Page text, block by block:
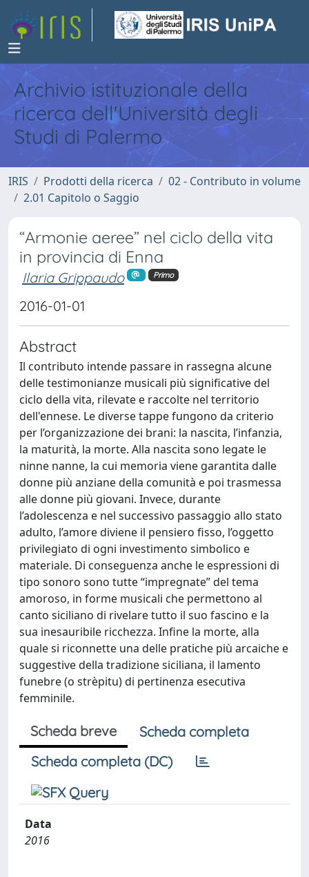
Archivio istituzionale della
ricerca dell'Università degli
Studi di Palermo
IRIS Prodotti della ricerca
02 - Contributo in volume
2.01 Capitolo o Saggio
“Armonie aeree” nel ciclo della vita
in provincia di Enna
Ilaria Grippaudo Primo
2016-01-01
Abstract
Il contributo intende passare in rassegna alcune
delle testimonianze musicali più significative del
ciclo della vita, rilevate e raccolte nel territorio
dell'ennese. Le diverse tappe fungono da criterio
per l’organizzazione dei brani: la nascita, l’infanzia,
la maturità, la morte. Alla nascita sono legate le
ninne nanne, la cui memoria viene garantita dalle
donne più anziane della comunità e poi trasmessa
alle donne più giovani. Invece, durante
l’adolescenza e nel successivo passaggio allo stato
adulto, l’amore diviene il pensiero fisso, l’oggetto
privilegiato di ogni investimento simbolico e
materiale. Di conseguenza anche le espressioni di
tipo sonoro sono tutte “impregnate” del tema
amoroso, in forme musicali che permettono al
canto siciliano di rivelare tutto il suo fascino e la
sua inesauribile ricchezza. Infine la morte, alla
quale si riconnette una delle pratiche più arcaiche e
suggestive della tradizione siciliana, il lamento
funebre (o strèpitu) di pertinenza esecutiva
femminile.
Scheda breve
Scheda completa
Scheda completa (DC)
Data
2016